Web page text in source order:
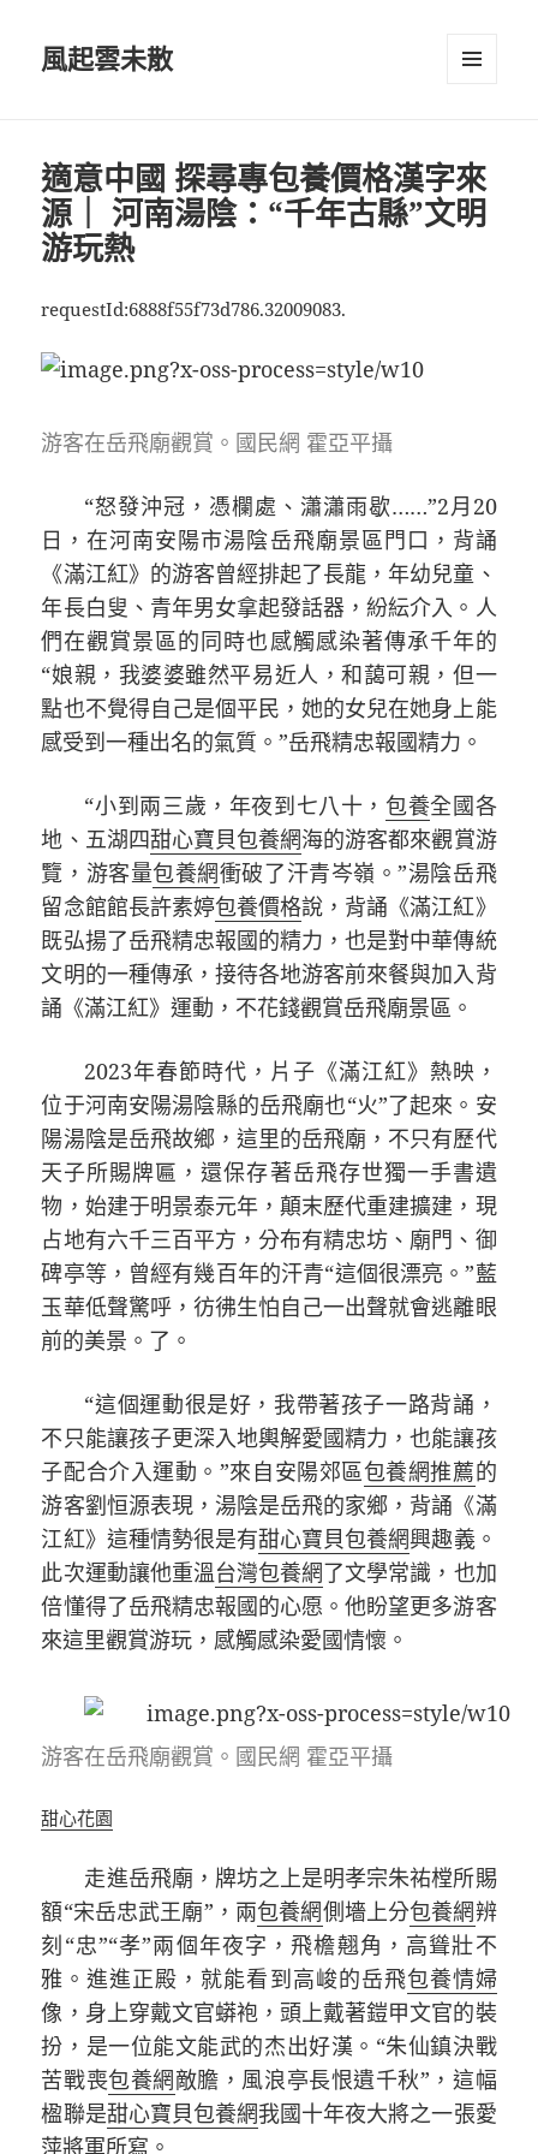
風起雲未散
適意中國 探尋專包養價格漢字來
源｜ 河南湯陰：“千年古縣”文明
游玩熱
requestId:6888f55f73d786.32009083.
游客在岳飛廟觀賞。國民網 霍亞平攝
“怒發沖冠，憑欄處、瀟瀟雨歇……”2月20
日，在河南安陽市湯陰岳飛廟景區門口，背誦
《滿江紅》的游客曾經排起了長龍，年幼兒童、
年長白叟、青年男女拿起發話器，紛紜介入。人
們在觀賞景區的同時也感觸感染著傳承千年的
“娘親，我婆婆雖然平易近人，和藹可親，但一
點也不覺得自己是個平民，她的女兒在她身上能
感受到一種出名的氣質。”岳飛精忠報國精力。
“小到兩三歲，年夜到七八十，包養全國各
地、五湖四甜心寶貝包養網海的游客都來觀賞游
覽，游客量包養網衝破了汗青岑嶺。”湯陰岳飛
留念館館長許素婷包養價格說，背誦《滿江紅》
既弘揚了岳飛精忠報國的精力，也是對中華傳統
文明的一種傳承，接待各地游客前來餐與加入背
誦《滿江紅》運動，不花錢觀賞岳飛廟景區。
2023年春節時代，片子《滿江紅》熱映，
位于河南安陽湯陰縣的岳飛廟也“火”了起來。安
陽湯陰是岳飛故鄉，這里的岳飛廟，不只有歷代
天子所賜牌匾，還保存著岳飛存世獨一手書遺
物，始建于明景泰元年，顛末歷代重建擴建，現
占地有六千三百平方，分布有精忠坊、廟門、御
碑亭等，曾經有幾百年的汗青“這個很漂亮。”藍
玉華低聲驚呼，彷彿生怕自己一出聲就會逃離眼
前的美景。了。
“這個運動很是好，我帶著孩子一路背誦，
不只能讓孩子更深入地輿解愛國精力，也能讓孩
子配合介入運動。”來自安陽郊區包養網推薦的
游客劉恒源表現，湯陰是岳飛的家鄉，背誦《滿
江紅》這種情勢很是有甜心寶貝包養網興趣義。
此次運動讓他重溫台灣包養網了文學常識，也加
倍懂得了岳飛精忠報國的心愿。他盼望更多游客
來這里觀賞游玩，感觸感染愛國情懷。
游客在岳飛廟觀賞。國民網 霍亞平攝
甜心花園
走進岳飛廟，牌坊之上是明孝宗朱祐樘所賜
額“宋岳忠武王廟”，兩包養網側墻上分包養網辨
刻“忠”“孝”兩個年夜字，飛檐翹角，高聳壯不
雅。進進正殿，就能看到高峻的岳飛包養情婦
像，身上穿戴文官蟒袍，頭上戴著鎧甲文官的裝
扮，是一位能文能武的杰出好漢。“朱仙鎮決戰
苦戰喪包養網敵膽，風浪亭長恨遺千秋”，這幅
楹聯是甜心寶貝包養網我國十年夜大將之一張愛
萍將軍所寫。